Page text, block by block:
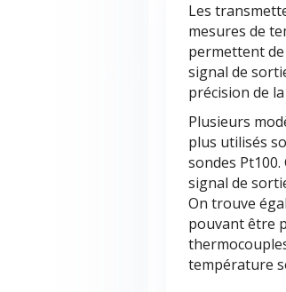
Les
mesures de
permettent
signal de
précision de
Plusieurs
plus utilisés
sondes
signal de
On trouve
pouvant être
température